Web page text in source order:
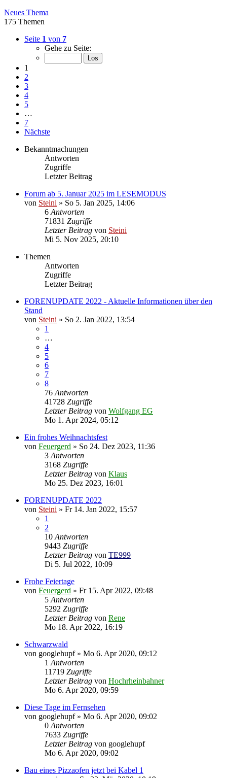
Neues Thema
175 Themen
Seite 1 von 7
Gehe zu Seite:
1
2
3
4
5
…
7
Nächste
Bekanntmachungen
Antworten
Zugriffe
Letzter Beitrag
Forum ab 5. Januar 2025 im LESEMODUS
von Steini » So 5. Jan 2025, 14:06
6 Antworten
71831 Zugriffe
Letzter Beitrag von Steini
Mi 5. Nov 2025, 20:10
Themen
Antworten
Zugriffe
Letzter Beitrag
FORENUPDATE 2022 - Aktuelle Informationen über den
Stand
von Steini » So 2. Jan 2022, 13:54
1
…
4
5
6
7
8
76 Antworten
41728 Zugriffe
Letzter Beitrag von Wolfgang EG
Mo 1. Apr 2024, 05:12
Ein frohes Weihnachtsfest
von Feuergerd » So 24. Dez 2023, 11:36
3 Antworten
3168 Zugriffe
Letzter Beitrag von Klaus
Mo 25. Dez 2023, 16:01
FORENUPDATE 2022
von Steini » Fr 14. Jan 2022, 15:57
1
2
10 Antworten
9443 Zugriffe
Letzter Beitrag von TE999
Di 5. Jul 2022, 10:09
Frohe Feiertage
von Feuergerd » Fr 15. Apr 2022, 09:48
5 Antworten
5292 Zugriffe
Letzter Beitrag von Rene
Mo 18. Apr 2022, 16:19
Schwarzwald
von googlehupf» Mo 6. Apr 2020, 09:12
1 Antworten
11719 Zugriffe
Letzter Beitrag von Hochrheinbahner
Mo 6. Apr 2020, 09:59
Diese Tage im Fernsehen
von googlehupf» Mo 6. Apr 2020, 09:02
0 Antworten
7633 Zugriffe
Letzter Beitrag von googlehupf
Mo 6. Apr 2020, 09:02
Bau eines Pizzaofen jetzt bei Kabel 1